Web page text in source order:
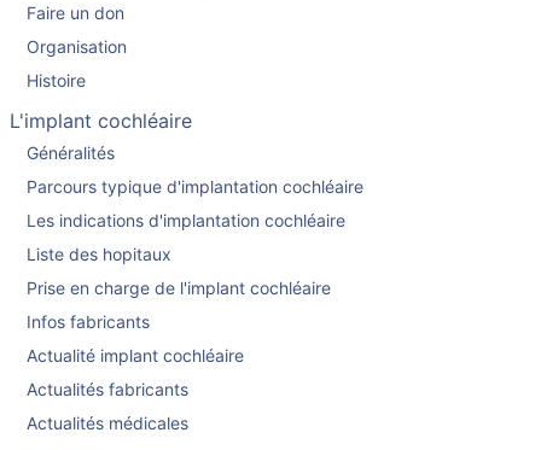
Faire un don
Organisation
Histoire
L'implant cochléaire
Généralités
Parcours typique d'implantation cochléaire
Les indications d'implantation cochléaire
Liste des hopitaux
Prise en charge de l'implant cochléaire
Infos fabricants
Actualité implant cochléaire
Actualités fabricants
Actualités médicales